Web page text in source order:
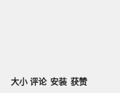
大小 评论 安装 获赞